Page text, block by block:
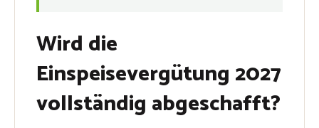
Wird die
Einspeisevergütung 2027
vollständig abgeschafft?